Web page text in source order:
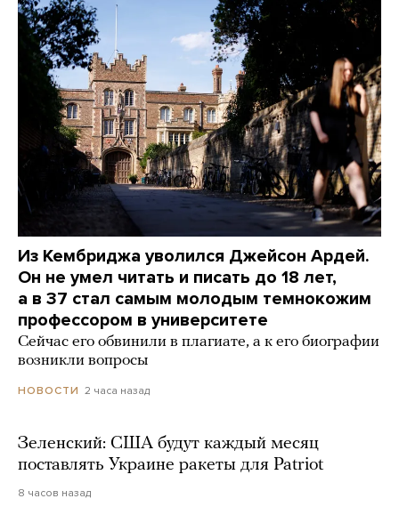
Из Кембриджа уволился Джейсон Ардей.
Он не умел читать и писать до 18 лет,
а в 37 стал самым молодым темнокожим
профессором в университете
Сейчас его обвинили в плагиате, а к его биографии
возникли вопросы
НОВОСТИ 2 часа назад
Зеленский: США будут каждый месяц
поставлять Украине ракеты для Patriot
8 часов назад